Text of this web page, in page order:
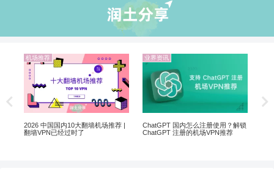
机场推荐
2026 中国国内10大翻墙机场推荐 |
翻墙VPN已经过时了
业界资讯
ChatGPT 国内怎么注册使用？解锁
ChatGPT 注册的机场VPN推荐